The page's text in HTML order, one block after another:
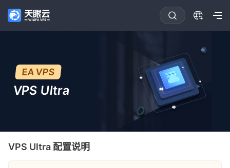
EA VPS
VPS Ultra
VPS Ultra 配置说明